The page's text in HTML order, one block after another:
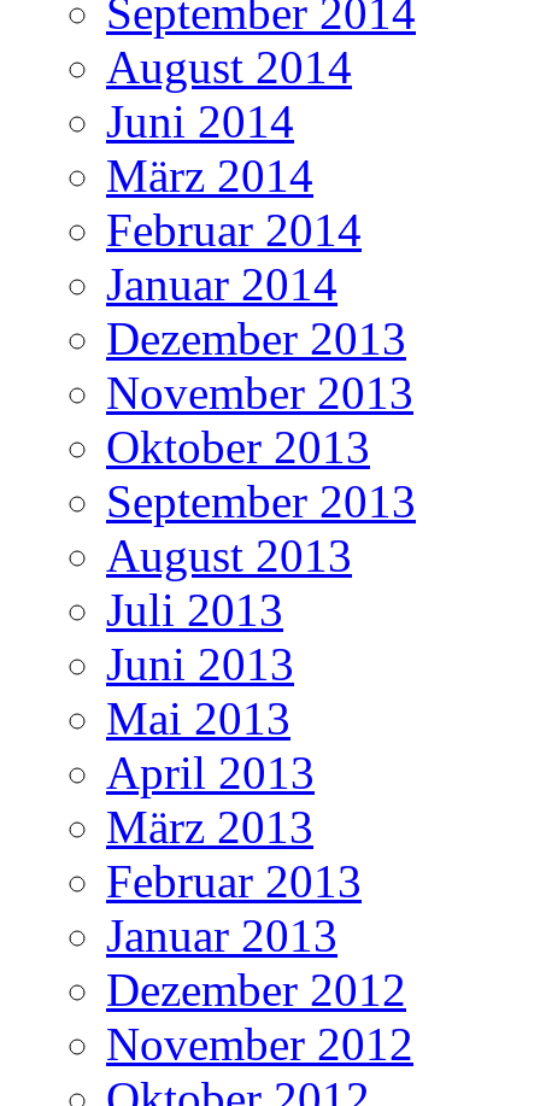
September 2014
August 2014
Juni 2014
März 2014
Februar 2014
Januar 2014
Dezember 2013
November 2013
Oktober 2013
September 2013
August 2013
Juli 2013
Juni 2013
Mai 2013
April 2013
März 2013
Februar 2013
Januar 2013
Dezember 2012
November 2012